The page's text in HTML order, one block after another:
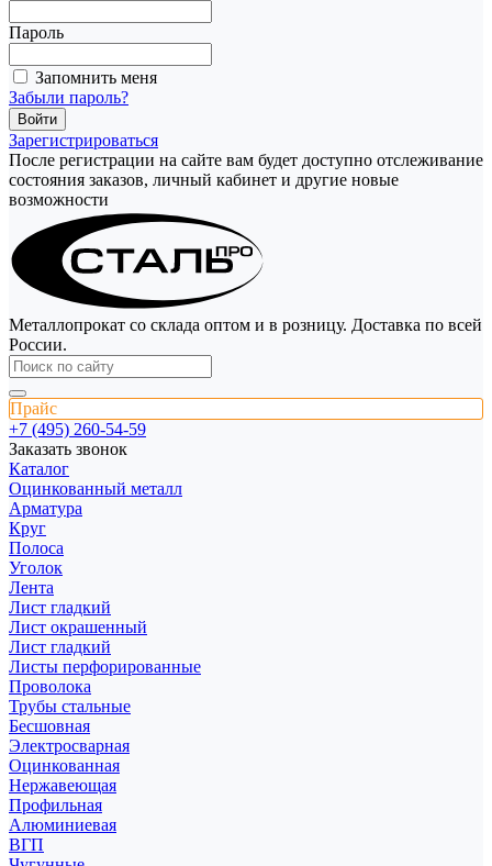
Пароль
Запомнить меня
Забыли пароль?
Зарегистрироваться
После регистрации на сайте вам будет доступно отслеживание
состояния заказов, личный кабинет и другие новые
возможности
Металлопрокат со склада оптом и в розницу. Доставка по всей
России.
Прайс
+7 (495) 260-54-59
Заказать звонок
Каталог
Оцинкованный металл
Арматура
Круг
Полоса
Уголок
Лента
Лист гладкий
Лист окрашенный
Лист гладкий
Листы перфорированные
Проволока
Трубы стальные
Бесшовная
Электросварная
Оцинкованная
Нержавеющая
Профильная
Алюминиевая
ВГП